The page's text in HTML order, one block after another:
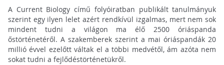
A Current Biology című folyóiratban publikált tanulmányuk
szerint egy ilyen lelet azért rendkívül izgalmas, mert nem sok
mindent tudni a világon ma élő 2500 óriáspanda
őstörténetéről. A szakemberek szerint a mai óriáspandák 20
millió évvel ezelőtt váltak el a többi medvétől, ám azóta nem
sokat tudni a fejlődéstörténetükről.